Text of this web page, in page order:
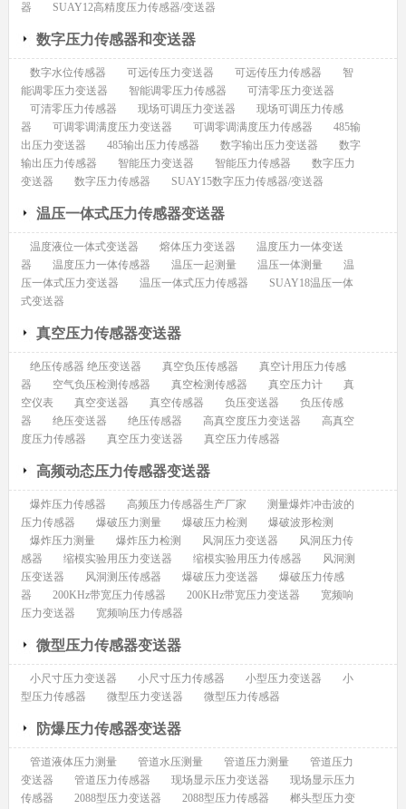
器
SUAY12高精度压力传感器/变送器
数字压力传感器和变送器
数字水位传感器 可远传压力变送器 可远传压力传感器
智
能调零压力变送器
智能调零压力传感器
可清零压力变送器
可清零压力传感器
现场可调压力变送器
现场可调压力传感
器
可调零调满度压力变送器 可调零调满度压力传感器
485输
出压力变送器
485输出压力传感器 数字输出压力变送器
数字
输出压力传感器
智能压力变送器 智能压力传感器
数字压力
变送器
数字压力传感器 SUAY15数字压力传感器/变送器
温压一体式压力传感器变送器
温度液位一体式变送器 熔体压力变送器
温度压力一体变送
器
温度压力一体传感器 温压一起测量 温压一体测量
温
压一体式压力变送器
温压一体式压力传感器
SUAY18温压一体
式变送器
真空压力传感器变送器
绝压传感器 绝压变送器 真空负压传感器
真空计用压力传感
器
空气负压检测传感器 真空检测传感器 真空压力计
真
空仪表
真空变送器 真空传感器 负压变送器
负压传感
器
绝压变送器 绝压传感器 高真空度压力变送器
高真空
度压力传感器
真空压力变送器 真空压力传感器
高频动态压力传感器变送器
爆炸压力传感器 高频压力传感器生产厂家
测量爆炸冲击波的
压力传感器
爆破压力测量 爆破压力检测
爆破波形检测
爆炸压力测量
爆炸压力检测 风洞压力变送器
风洞压力传
感器
缩模实验用压力变送器 缩模实验用压力传感器
风洞测
压变送器
风洞测压传感器 爆破压力变送器
爆破压力传感
器
200KHz带宽压力传感器 200KHz带宽压力变送器
宽频响
压力变送器
宽频响压力传感器
微型压力传感器变送器
小尺寸压力变送器 小尺寸压力传感器 小型压力变送器
小
型压力传感器
微型压力变送器 微型压力传感器
防爆压力传感器变送器
管道液体压力测量 管道水压测量 管道压力测量
管道压力
变送器
管道压力传感器 现场显示压力变送器
现场显示压力
传感器
2088型压力变送器 2088型压力传感器
榔头型压力变